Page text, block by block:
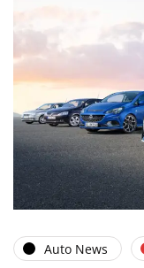
Auto News